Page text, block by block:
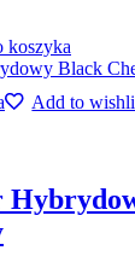
koszyka
Add to